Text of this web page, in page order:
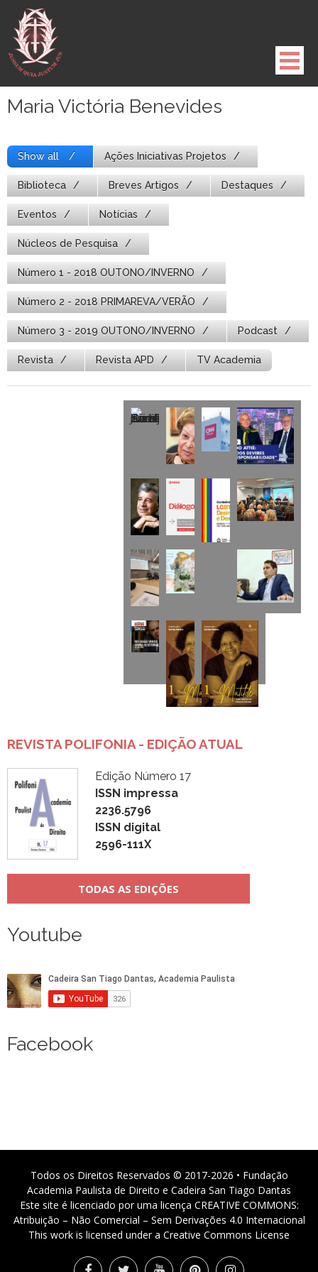
para
conteúdo
Maria Victória Benevides
Show all Ações Iniciativas Projetos
Biblioteca Breves Artigos Destaques
Eventos Notícias
Núcleos de Pesquisa
Número 1 - 2018 OUTONO/INVERNO
Número 2 - 2018 PRIMAREVA/VERÃO
Número 3 - 2019 OUTONO/INVERNO Podcast
Revista Revista APD TV Academia
REVISTA POLIFONIA - EDIÇÃO ATUAL
Edição Número 17
ISSN impressa
2236.5796
ISSN digital
2596-111X
TODAS AS EDIÇÕES
Youtube
Facebook
Todos os Direitos Reservados © 2017-2026 • Fundação
Academia Paulista de Direito e Cadeira San Tiago Dantas
Este site é licenciado por uma licença CREATIVE COMMONS:
Atribuição – Não Comercial – Sem Derivações 4.0 Internacional
This work is licensed under a Creative Commons License